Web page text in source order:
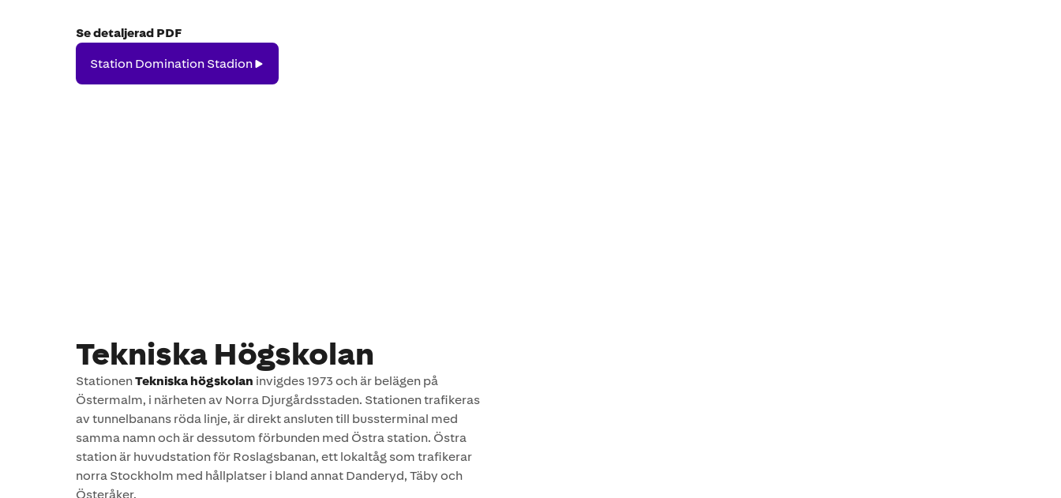
Se detaljerad PDF
Domination
Station Domination Stadion
Tekniska Högskolan
StationenTekniska högskolan invigdes 1973 och är belägen på
Östermalm, i närheten av Norra Djurgårdsstaden. Stationen trafikeras
av tunnelbanans röda linje, är direkt ansluten till bussterminal med
samma namn och är dessutom förbunden med Östra station. Östra
station är huvudstation för Roslagsbanan, ett lokaltåg som trafikerar
norra Stockholm med hållplatser i bland annat Danderyd, Täby och
Österåker.